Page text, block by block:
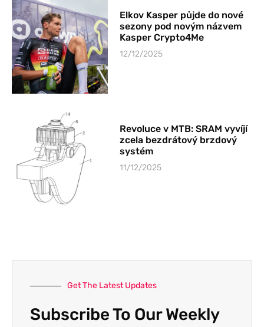
Elkov Kasper půjde do nové
sezony pod novým názvem
Kasper Crypto4Me
12/12/2025
Revoluce v MTB: SRAM vyvíjí
zcela bezdrátový brzdový
systém
11/12/2025
Get The Latest Updates
Subscribe To Our Weekly